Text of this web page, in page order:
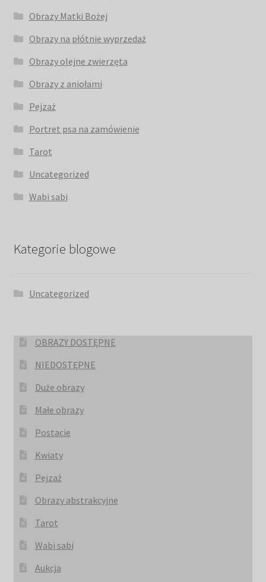
Obrazy Matki Bożej
Obrazy na płótnie wyprzedaż
Obrazy olejne zwierzęta
Obrazy z aniołami
Pejzaż
Portret psa na zamówienie
Tarot
Uncategorized
Wabi sabi
Kategorie blogowe
Uncategorized
OBRAZY DOSTĘPNE
NIEDOSTĘPNE
Duże obrazy
Małe obrazy
Postacie
Kwiaty
Pejzaż
Obrazy abstrakcyjne
Tarot
Wabi sabi
Aukcja